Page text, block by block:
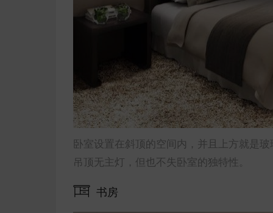
卧室设置在斜顶的空间内，并且上方就是
吊顶无主灯，但也不失卧室的独特性。
书房